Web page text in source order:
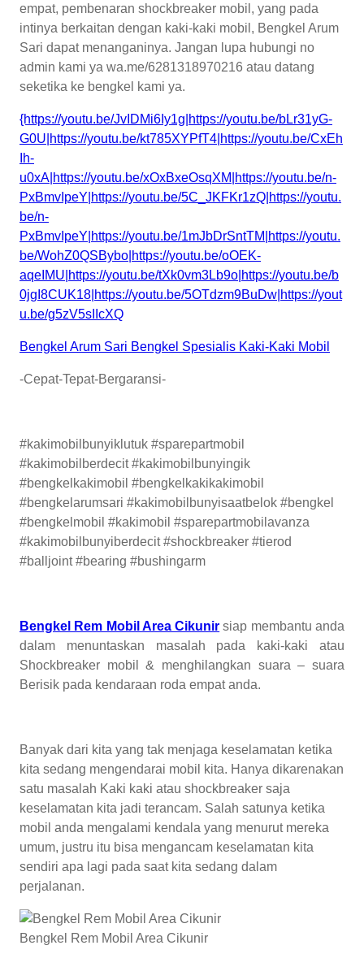
empat, pembenaran shockbreaker mobil, yang pada
intinya berkaitan dengan kaki-kaki mobil, Bengkel Arum
Sari dapat menanganinya. Jangan lupa hubungi no
admin kami ya wa.me/6281318970216 atau datang
seketika ke bengkel kami ya.
{https://youtu.be/JvIDMi6Iy1g|https://youtu.be/bLr31yG-
G0U|https://youtu.be/kt785XYPfT4|https://youtu.be/CxEh
Ih-
u0xA|https://youtu.be/xOxBxeOsqXM|https://youtu.be/n-
PxBmvIpeY|https://youtu.be/5C_JKFKr1zQ|https://youtu.
be/n-
PxBmvIpeY|https://youtu.be/1mJbDrSntTM|https://youtu.
be/WohZ0QSBybo|https://youtu.be/oOEK-
aqeIMU|https://youtu.be/tXk0vm3Lb9o|https://youtu.be/b
0jgI8CUK18|https://youtu.be/5OTdzm9BuDw|https://yout
u.be/g5zV5sIIcXQ
Bengkel Arum Sari Bengkel Spesialis Kaki-Kaki Mobil
-Cepat-Tepat-Bergaransi-
#kakimobilbunyiklutuk #sparepartmobil
#kakimobilberdecit #kakimobilbunyingik
#bengkelkakimobil #bengkelkakikakimobil
#bengkelarumsari #kakimobilbunyisaatbelok #bengkel
#bengkelmobil #kakimobil #sparepartmobilavanza
#kakimobilbunyiberdecit #shockbreaker #tierod
#balljoint #bearing #bushingarm
Bengkel Rem Mobil Area Cikunir siap membantu anda
dalam menuntaskan masalah pada kaki-kaki atau
Shockbreaker mobil & menghilangkan suara – suara
Berisik pada kendaraan roda empat anda.
Banyak dari kita yang tak menjaga keselamatan ketika
kita sedang mengendarai mobil kita. Hanya dikarenakan
satu masalah Kaki kaki atau shockbreaker saja
keselamatan kita jadi terancam. Salah satunya ketika
mobil anda mengalami kendala yang menurut mereka
umum, justru itu bisa mengancam keselamatan kita
sendiri apa lagi pada saat kita sedang dalam
perjalanan.
Bengkel Rem Mobil Area Cikunir